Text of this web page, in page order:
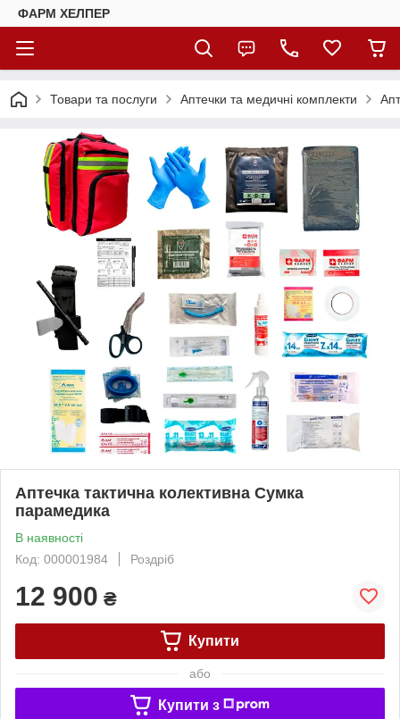
ФАРМ ХЕЛПЕР
Товари та послуги Аптечки та медичні комплекти
Аптечка тактична колективна Сумка
парамедика
В наявності
Код: 000001984
Роздріб
12 900 ₴
Купити
або
Купити з